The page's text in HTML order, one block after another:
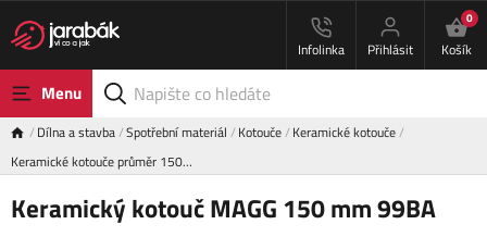
Infolinka Přihlásit
0
Košík
Menu
Dílna a stavba Spotřební materiál Kotouče Keramické kotouče
Keramické kotouče průměr 150…
Keramický kotouč MAGG 150 mm 99BA